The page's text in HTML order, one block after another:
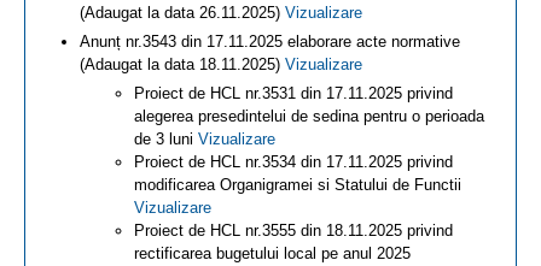
(Adaugat la data 26.11.2025) Vizualizare
Anunț nr.3543 din 17.11.2025 elaborare acte normative
(Adaugat la data 18.11.2025) Vizualizare
Proiect de HCL nr.3531 din 17.11.2025 privind
alegerea presedintelui de sedina pentru o perioada
de 3 luni Vizualizare
Proiect de HCL nr.3534 din 17.11.2025 privind
modificarea Organigramei si Statului de Functii
Vizualizare
Proiect de HCL nr.3555 din 18.11.2025 privind
rectificarea bugetului local pe anul 2025